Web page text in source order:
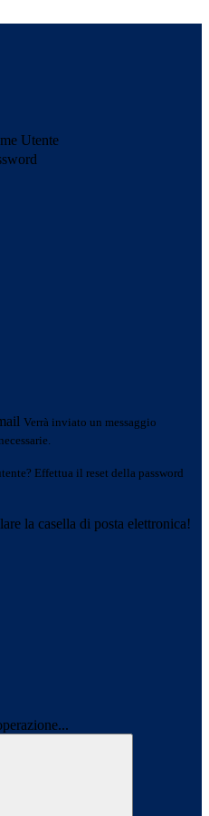
Utente
Verrà inviato un messaggio
Effettua il reset della password
la casella di posta elettronica!